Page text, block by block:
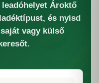
Ároktő
és nyisd
vagy külső